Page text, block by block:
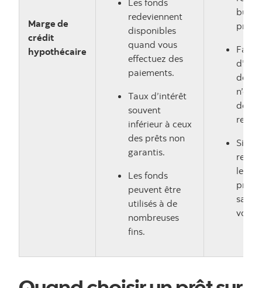
Marge de
crédit
hypothécaire
redeviennent
disponibles
quand vous
effectuez des
paiements.
Taux d’intérêt
souvent
inférieur à ceux
des prêts non
garantis.
Les fonds
peuvent être
utilisés à de
nombreuses
fins.
Facile
n’est
de
Si
le
saisir
votre